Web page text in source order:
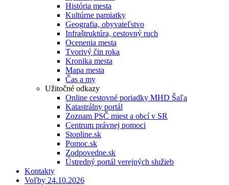
História mesta
Kultúrne pamiatky
Geografia, obyvateľstvo
Infraštruktúra, cestovný ruch
Ocenenia mesta
Tvorivý čin roka
Kronika mesta
Mapa mesta
Čas a my
Užitočné odkazy
Online cestovné poriadky MHD Šaľa
Katastrálny portál
Zoznam PSČ miest a obcí v SR
Centrum právnej pomoci
Stopline.sk
Pomoc.sk
Zodpovedne.sk
Ústredný portál verejných služieb
Kontakty
Voľby 24.10.2026